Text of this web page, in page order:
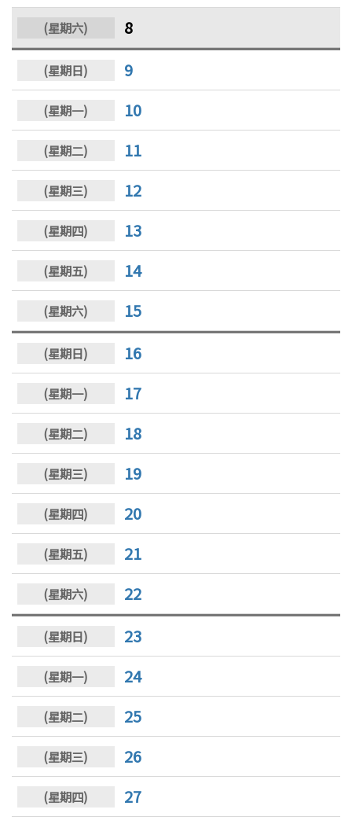
8
9
10
11
12
13
14
15
16
17
18
19
20
21
22
23
24
25
26
27